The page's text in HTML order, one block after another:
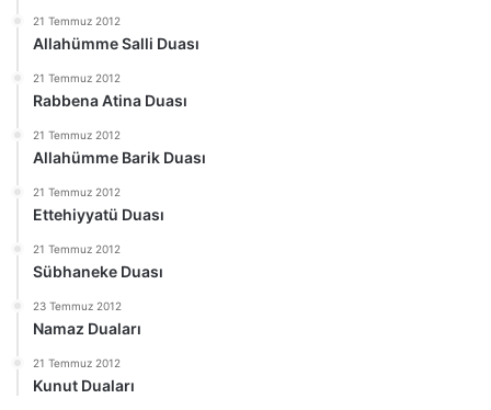
21 Temmuz 2012
Allahümme Salli Duası
21 Temmuz 2012
Rabbena Atina Duası
21 Temmuz 2012
Allahümme Barik Duası
21 Temmuz 2012
Ettehiyyatü Duası
21 Temmuz 2012
Sübhaneke Duası
23 Temmuz 2012
Namaz Duaları
21 Temmuz 2012
Kunut Duaları